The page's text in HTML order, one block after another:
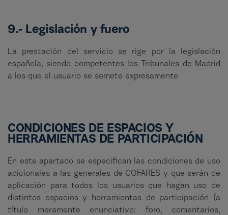
9.- Legislación y fuero
La prestación del servicio se rige por la legislación
española, siendo competentes los Tribunales de Madrid
a los que el usuario se somete expresamente
CONDICIONES DE ESPACIOS Y
HERRAMIENTAS DE PARTICIPACIÓN
En este apartado se especifican las condiciones de uso
adicionales a las generales de COFARES y que serán de
aplicación para todos los usuarios que hagan uso de
distintos espacios y herramientas de participación (a
título meramente enunciativo: foro, comentarios,